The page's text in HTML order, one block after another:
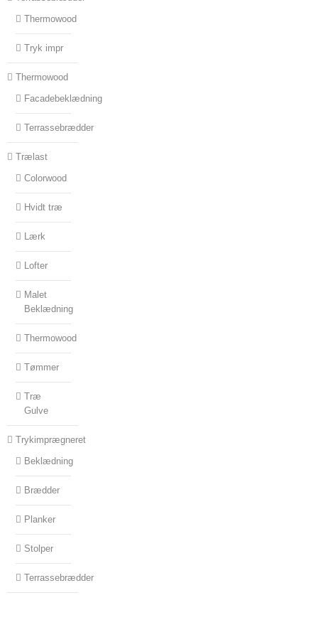
Thermowood
Tryk impr
Thermowood
Facadebeklædning
Terrassebrædder
Trælast
Colorwood
Hvidt træ
Lærk
Lofter
Malet
Beklædning
Thermowood
Tømmer
Træ
Gulve
Trykimprægneret
Beklædning
Brædder
Planker
Stolper
Terrassebrædder